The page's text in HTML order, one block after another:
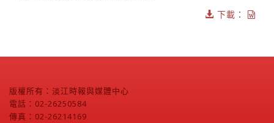
下載：
版權所有：淡江時報與媒體中心
電話：02-26250584
傳真：02-26214169